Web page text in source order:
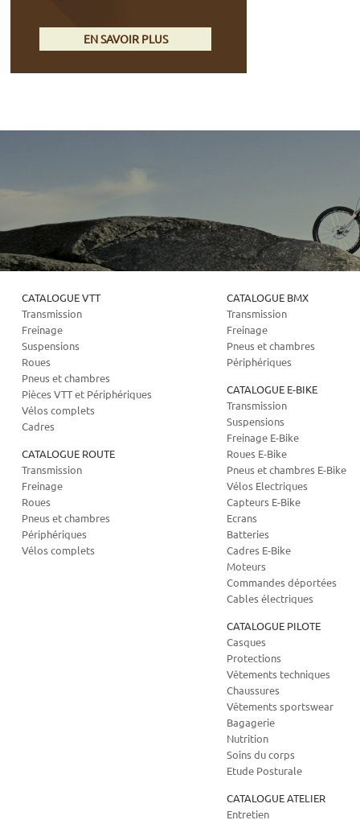
EN SAVOIR PLUS
CATALOGUE VTT
Transmission
Freinage
Suspensions
Roues
Pneus et chambres
Pièces VTT et Périphériques
Vélos complets
Cadres
CATALOGUE ROUTE
Transmission
Freinage
Roues
Pneus et chambres
Périphériques
Vélos complets
CATALOGUE BMX
Transmission
Freinage
Pneus et chambres
Périphériques
CATALOGUE E-BIKE
Transmission
Suspensions
Freinage E-Bike
Roues E-Bike
Pneus et chambres E-Bike
Vélos Electriques
Capteurs E-Bike
Ecrans
Batteries
Cadres E-Bike
Moteurs
Commandes déportées
Cables électriques
CATALOGUE PILOTE
Casques
Protections
Vêtements techniques
Chaussures
Vêtements sportswear
Bagagerie
Nutrition
Soins du corps
Etude Posturale
CATALOGUE ATELIER
Entretien